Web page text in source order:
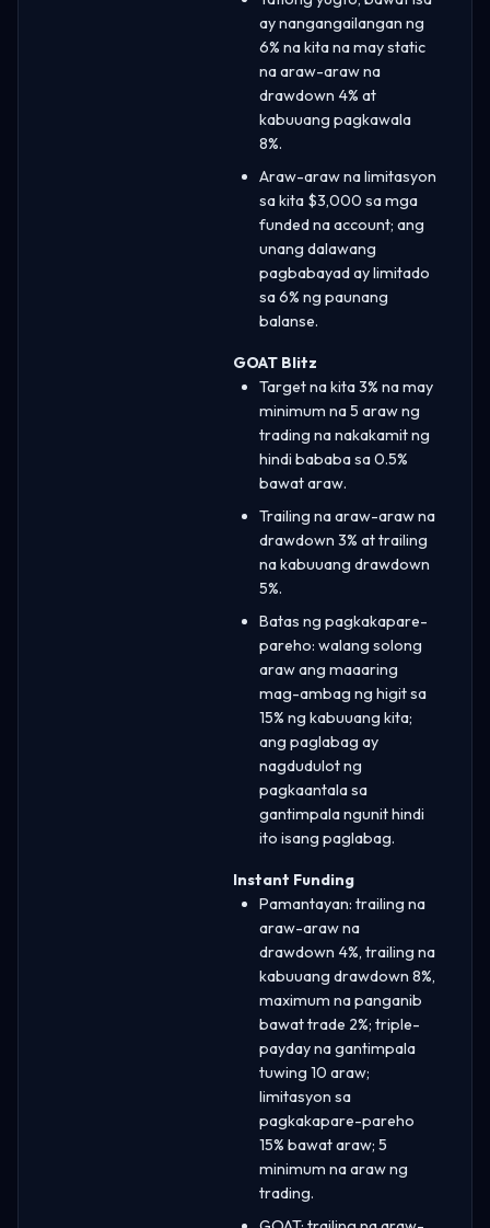
ay nangangailangan ng
6% na kita na may static
na araw-araw na
drawdown 4% at
kabuuang pagkawala
8%.
Araw-araw na limitasyon
sa kita $3,000 sa mga
funded na account; ang
unang dalawang
pagbabayad ay limitado
sa 6% ng paunang
balanse.
GOAT Blitz
Target na kita 3% na may
minimum na 5 araw ng
trading na nakakamit ng
hindi bababa sa 0.5%
bawat araw.
Trailing na araw-araw na
drawdown 3% at trailing
na kabuuang drawdown
5%.
Batas ng pagkakapare-
pareho: walang solong
araw ang maaaring
mag-ambag ng higit sa
15% ng kabuuang kita;
ang paglabag ay
nagdudulot ng
pagkaantala sa
gantimpala ngunit hindi
ito isang paglabag.
Instant Funding
Pamantayan: trailing na
araw-araw na
drawdown 4%, trailing na
kabuuang drawdown 8%,
maximum na panganib
bawat trade 2%; triple-
payday na gantimpala
tuwing 10 araw;
limitasyon sa
pagkakapare-pareho
15% bawat araw; 5
minimum na araw ng
trading.